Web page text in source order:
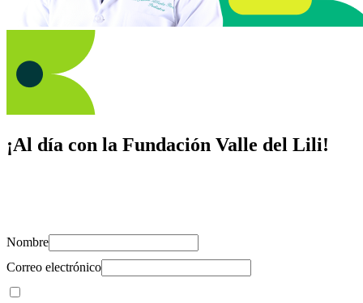
¡Al día con la Fundación Valle del Lili!
Nombre
Correo electrónico